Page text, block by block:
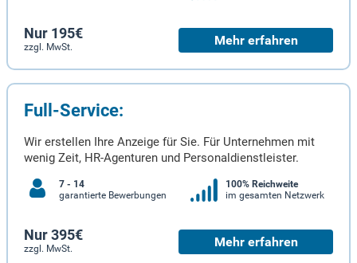
Nur 195€
zzgl. MwSt. Mehr erfahren
Full-Service:
Wir erstellen Ihre Anzeige für Sie. Für Unternehmen mit
wenig Zeit, HR-Agenturen und Personaldienstleister.
7 - 14
garantierte Bewerbungen
100% Reichweite
im gesamten Netzwerk
Nur 395€
zzgl. MwSt. Mehr erfahren